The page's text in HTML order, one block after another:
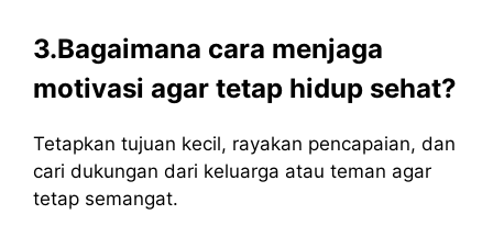
3.Bagaimana cara menjaga
motivasi agar tetap hidup sehat?
Tetapkan tujuan kecil, rayakan pencapaian, dan
cari dukungan dari keluarga atau teman agar
tetap semangat.